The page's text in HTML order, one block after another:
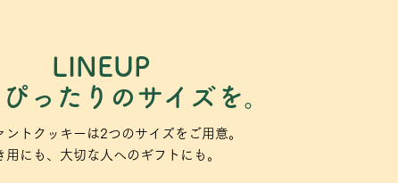
ったりのサイズを。
ントクッキーは2つのサイズをご用意。
用にも、大切な人へのギフトにも。
LINEUP